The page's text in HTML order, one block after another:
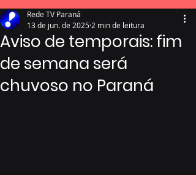
Aviso de temporais: fim
de semana será
chuvoso no Paraná
Rede TV Paraná
13 de jun. de 2025 2 min de leitura